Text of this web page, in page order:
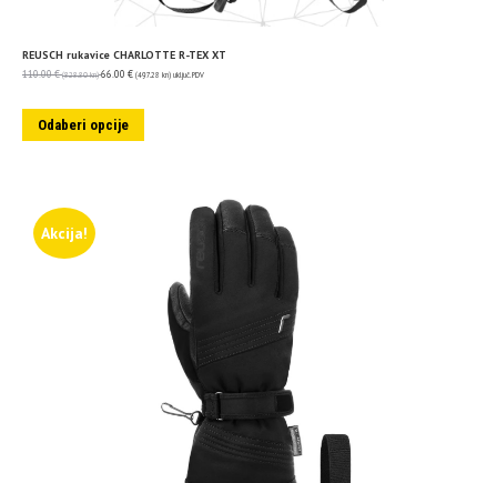
REUSCH rukavice CHARLOTTE R-TEX XT
110.00€ (828.80 kn) 66.00 € (497.28 kn) uključ. PDV
Odaberi opcije
Akcija!